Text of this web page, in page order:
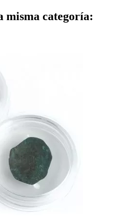
misma categoría: